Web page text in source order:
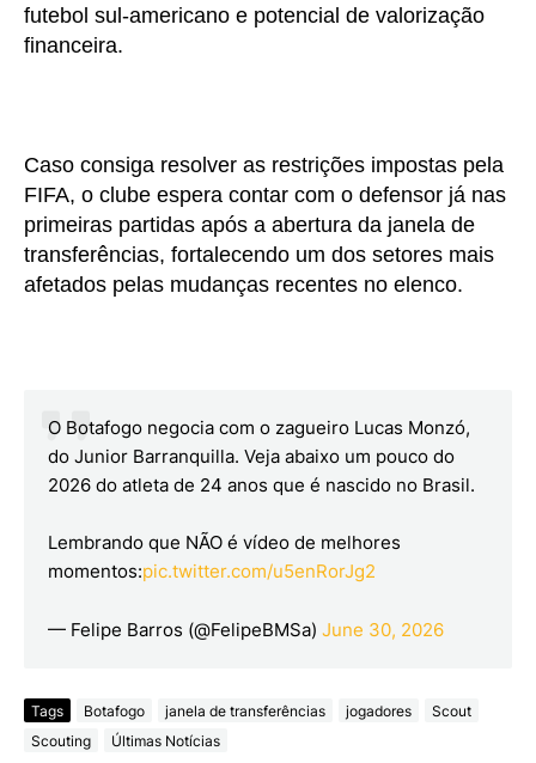
futebol sul-americano e potencial de valorização
financeira.
Caso consiga resolver as restrições impostas pela
FIFA, o clube espera contar com o defensor já nas
primeiras partidas após a abertura da janela de
transferências, fortalecendo um dos setores mais
afetados pelas mudanças recentes no elenco.
O Botafogo negocia com o zagueiro Lucas Monzó,
do Junior Barranquilla. Veja abaixo um pouco do
2026 do atleta de 24 anos que é nascido no Brasil.
Lembrando que NÃO é vídeo de melhores
momentos:pic.twitter.com/u5enRorJg2
— Felipe Barros (@FelipeBMSa) June 30, 2026
Tags Botafogo janela de transferências jogadores
Scout
Scouting
Últimas Notícias